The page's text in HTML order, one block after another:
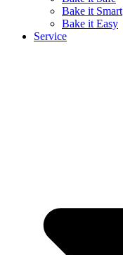
Bake it Smart
Bake it Easy
Service